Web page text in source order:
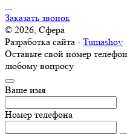
Заказать звонок
© 2026, Сфера
Разработка сайта - Tumashov
Оставьте свой номер
любому вопросу
Ваше имя
Номер телефона